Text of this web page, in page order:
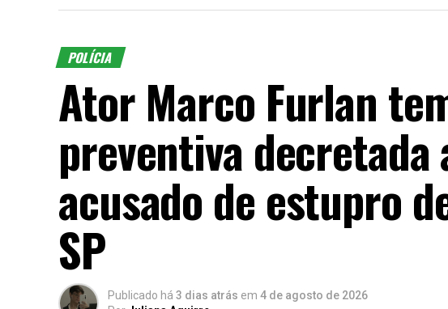
POLÍCIA
Ator Marco Furlan
preventiva decretada
acusado de estupro
SP
Publicado há 3 dias atrás em 4 de agosto de 2026